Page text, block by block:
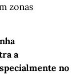
zonas
a
no